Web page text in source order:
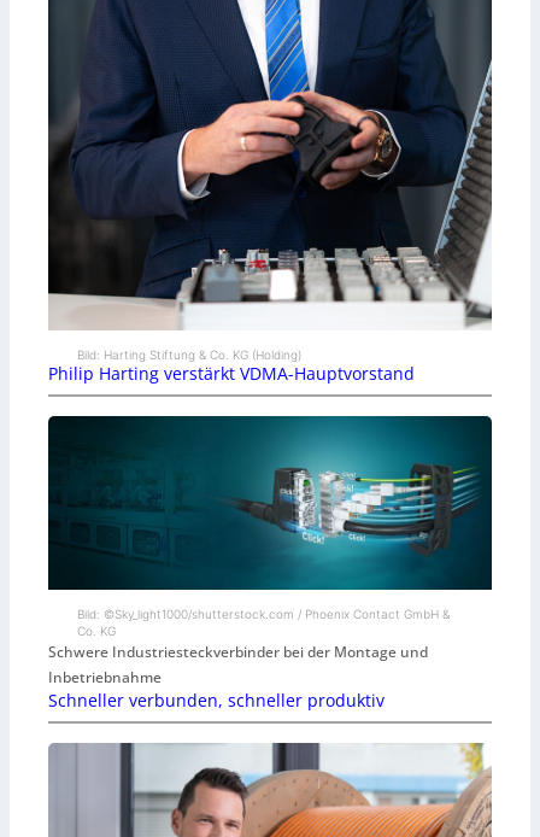
Bild: Harting Stiftung & Co. KG (Holding)
Philip Harting verstärkt VDMA-Hauptvorstand
Bild: ©Sky_light1000/shutterstock.com / Phoenix Contact GmbH &
Co. KG
Schwere Industriesteckverbinder bei der Montage und
Inbetriebnahme
Schneller verbunden, schneller produktiv